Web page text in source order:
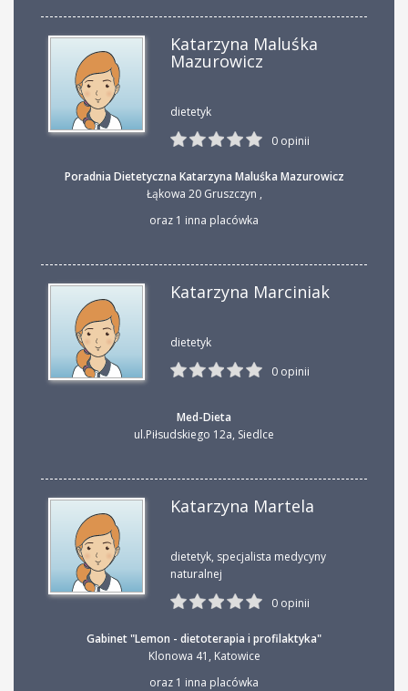
Katarzyna Maluśka
Mazurowicz
dietetyk
0 opinii
Poradnia Dietetyczna Katarzyna Maluśka Mazurowicz
Łąkowa 20 Gruszczyn ,
oraz 1 inna placówka
Katarzyna Marciniak
dietetyk
0 opinii
Med-Dieta
ul.Piłsudskiego 12a, Siedlce
Katarzyna Martela
dietetyk, specjalista medycyny
naturalnej
0 opinii
Gabinet "Lemon - dietoterapia i profilaktyka"
Klonowa 41 , Katowice
oraz 1 inna placówka